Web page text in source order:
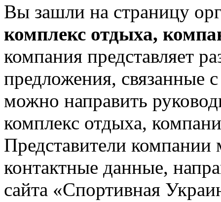
Вы зашли на страницу
комплекс отдыха,
компания представляет
предложения, связанные
можно направить
комплекс отдыха,
Представители
контактные данные,
сайта «Спортивная